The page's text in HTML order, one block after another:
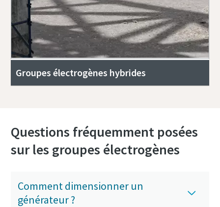
Groupes électrogènes hybrides
Questions fréquemment posées
sur les groupes électrogènes
Comment dimensionner un
générateur ?